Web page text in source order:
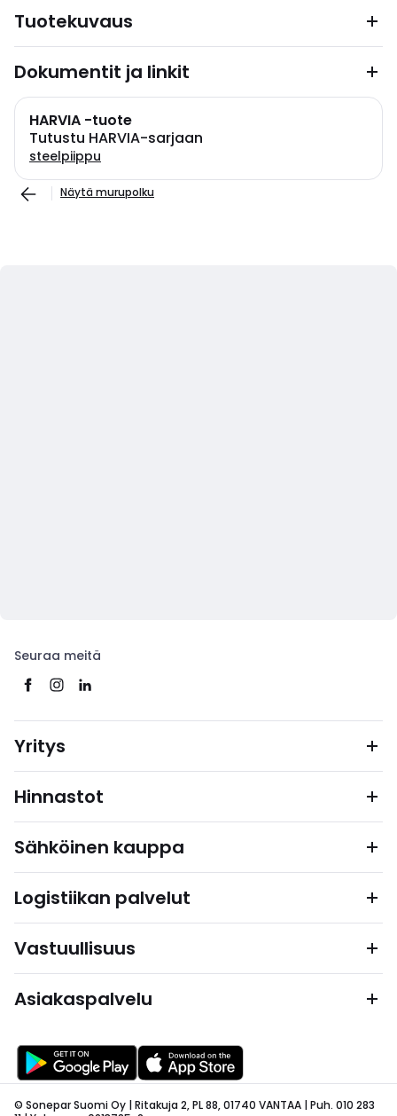
Tuotekuvaus
Dokumentit ja linkit
HARVIA -tuote
Tutustu HARVIA-sarjaan
steelpiippu
Näytä murupolku
Seuraa meitä
Yritys
Hinnastot
Sähköinen kauppa
Logistiikan palvelut
Vastuullisuus
Asiakaspalvelu
© Sonepar Suomi Oy | Ritakuja 2, PL 88, 01740 VANTAA | Puh. 010 283